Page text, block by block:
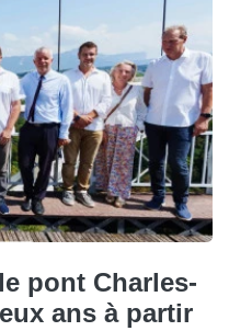
pont Charles-
ans à partir